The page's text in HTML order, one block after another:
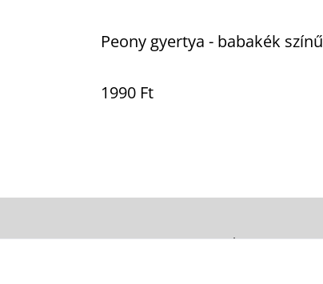
Peony gyertya - babakék színű
1990 Ft
Contact Us Legal Terms